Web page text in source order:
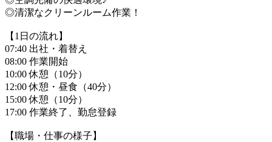
◎清潔なクリーンルーム作業！
【1日の流れ】
07:40 出社・着替え
08:00 作業開始
10:00 休憩（10分）
12:00 休憩・昼食（40分）
15:00 休憩（10分）
17:00 作業終了、勤怠登録
【職場・仕事の様子】